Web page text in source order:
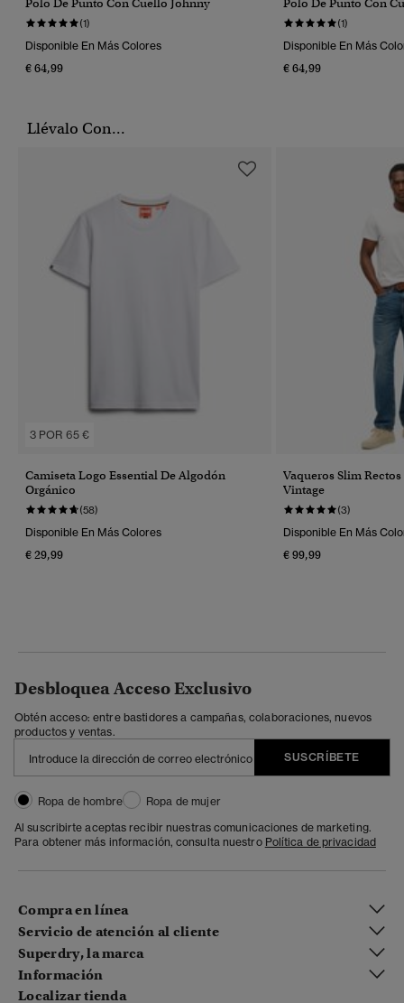
(1)
Disponible En Más Colores
€ 64,99
(1)
Disponible En Más
€ 64,99
Llévalo Con...
3 POR 65 €
Camiseta Logo Essential De Algodón
Orgánico
(58)
Disponible En Más Colores
€ 29,99
Vaqueros Slim
Vintage
(3)
Disponible En Más
€ 99,99
Desbloquea Acceso Exclusivo
Obtén acceso: entre bastidores a campañas, colaboraciones, nuevos
productos y ventas.
SUSCRÍBETE
Ropa de hombre
Ropa de mujer
Al suscribirte aceptas recibir nuestras comunicaciones de marketing.
Para obtener más información, consulta nuestro Política de privacidad
Compra en línea
Servicio de atención al cliente
Superdry, la marca
Información
Localizar tienda